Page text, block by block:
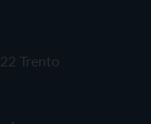
Trento